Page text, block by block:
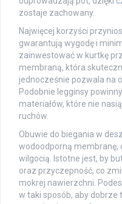
zostaje zachowany.
Najwięcej korzyści
gwarantują wygodę i
zainwestować w kurtkę
membraną, która
jednocześnie pozwala na
Podobnie legginsy
materiałów, które nie
ruchów.
Obuwie do biegania w
wodoodporną membranę,
wilgocią. Istotne jest, by
oraz przyczepność, co
mokrej nawierzchni.
w taki sposób, aby dobrze